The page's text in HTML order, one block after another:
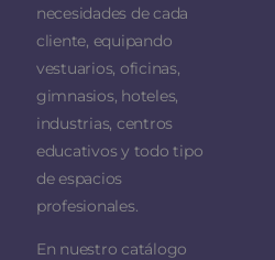
necesidades de cada
cliente, equipando
vestuarios, oficinas,
gimnasios, hoteles,
industrias, centros
educativos y todo tipo
de espacios
profesionales.
En nuestro catálogo